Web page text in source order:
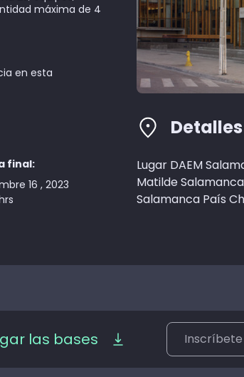
máxima de 4
en esta
final:
16 , 2023
Lugar DAEM
Matilde
Salamanca País
las bases